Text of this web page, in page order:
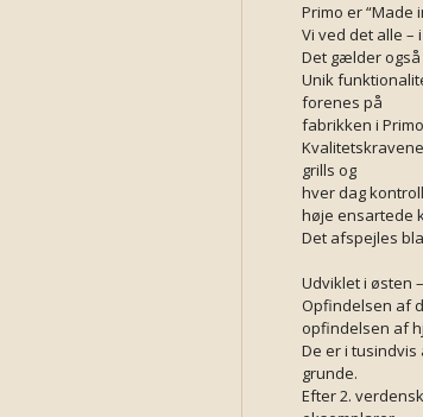
Primo er “Made
Vi ved det alle –
Det gælder også
Unik
forenes på
fabrikken i
grills og
hver dag
høje ensartede
Det afspejles
Udviklet i østen
Opfindelsen af
opfindelsen af
De er i
grunde.
Efter 2.